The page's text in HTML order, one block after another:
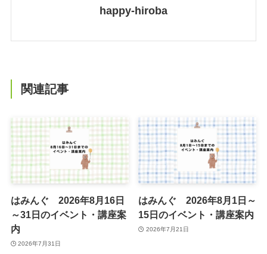
happy-hiroba
関連記事
はみんぐ 2026年8月16日
～31日のイベント・講座案
内
2026年7月31日
はみんぐ 2026年8月1日～
15日のイベント・講座案内
2026年7月21日